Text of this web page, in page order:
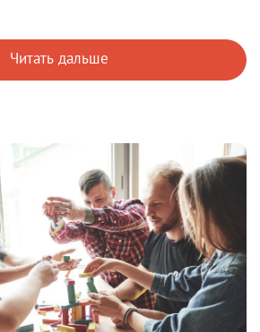
Читать дальше